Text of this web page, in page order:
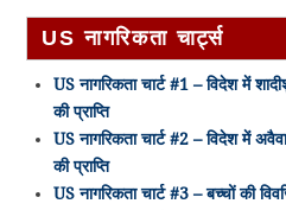
US नागरिकता चार्ट्स
US नागरिकता चार्ट #1 – विदेश में
की प्राप्ति
US नागरिकता चार्ट #2 – विदेश में
की प्राप्ति
US नागरिकता चार्ट #3 – बच्चों की